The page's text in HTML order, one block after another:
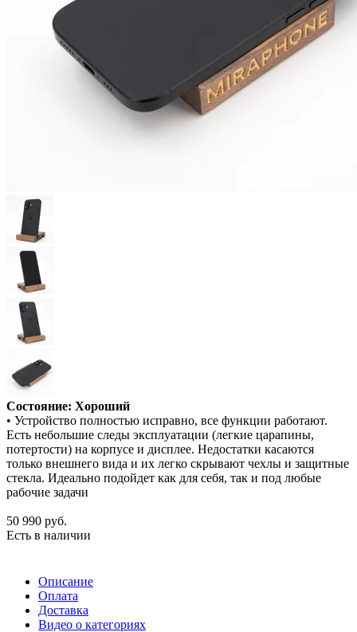
Состояние: Хороший
• Устройство полностью исправно, все функции работают.
Есть небольшие следы эксплуатации (легкие царапины,
потертости) на корпусе и дисплее. Недостатки касаются
только внешнего вида и их легко скрывают чехлы и защитные
стекла. Идеально подойдет как для себя, так и под любые
рабочие задачи
50 990 руб.
Есть в наличии
Описание
Оплата
Доставка
Видео о категориях